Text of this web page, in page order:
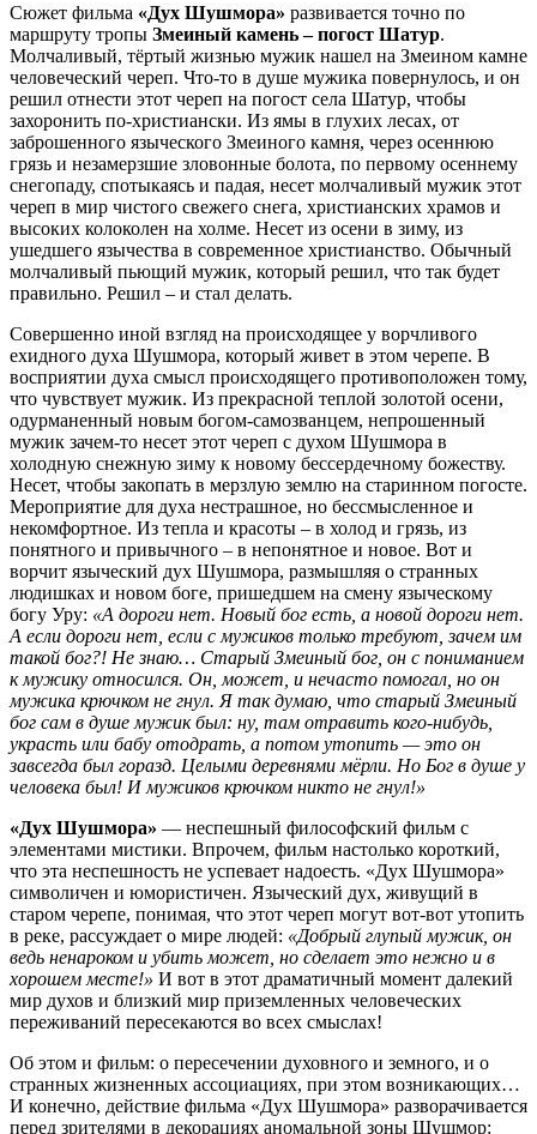
Сюжет фильма «Дух Шушмора» развивается точно по
маршруту тропы Змеиный камень – погост Шатур.
Молчаливый, тёртый жизнью мужик нашел на Змеином камне
человеческий череп. Что-то в душе мужика повернулось, и он
решил отнести этот череп на погост села Шатур, чтобы
захоронить по-христиански. Из ямы в глухих лесах, от
заброшенного языческого Змеиного камня, через осеннюю
грязь и незамерзшие зловонные болота, по первому осеннему
снегопаду, спотыкаясь и падая, несет молчаливый мужик этот
череп в мир чистого свежего снега, христианских храмов и
высоких колоколен на холме. Несет из осени в зиму, из
ушедшего язычества в современное христианство. Обычный
молчаливый пьющий мужик, который решил, что так будет
правильно. Решил – и стал делать.
Совершенно иной взгляд на происходящее у ворчливого
ехидного духа Шушмора, который живет в этом черепе. В
восприятии духа смысл происходящего противоположен тому,
что чувствует мужик. Из прекрасной теплой золотой осени,
одурманенный новым богом-самозванцем, непрошенный
мужик зачем-то несет этот череп с духом Шушмора в
холодную снежную зиму к новому бессердечному божеству.
Несет, чтобы закопать в мерзлую землю на старинном погосте.
Мероприятие для духа нестрашное, но бессмысленное и
некомфортное. Из тепла и красоты – в холод и грязь, из
понятного и привычного – в непонятное и новое. Вот и
ворчит языческий дух Шушмора, размышляя о странных
людишках и новом боге, пришедшем на смену языческому
богу Уру: «А дороги нет. Новый бог есть, а новой дороги нет.
А если дороги нет, если с мужиков только требуют, зачем им
такой бог?! Не знаю… Старый Змеиный бог, он с пониманием
к мужику относился. Он, может, и нечасто помогал, но он
мужика крючком не гнул. Я так думаю, что старый Змеиный
бог сам в душе мужик был: ну, там отравить кого-нибудь,
украсть или бабу отодрать, а потом утопить — это он
завсегда был горазд. Целыми деревнями мёрли. Но Бог в душе у
человека был! И мужиков крючком никто не гнул!»
«Дух Шушмора» — неспешный философский фильм с
элементами мистики. Впрочем, фильм настолько короткий,
что эта неспешность не успевает надоесть. «Дух Шушмора»
символичен и юмористичен. Языческий дух, живущий в
старом черепе, понимая, что этот череп могут вот-вот утопить
в реке, рассуждает о мире людей: «Добрый глупый мужик, он
ведь ненароком и убить может, но сделает это нежно и в
хорошем месте!» И вот в этот драматичный момент далекий
мир духов и близкий мир приземленных человеческих
переживаний пересекаются во всех смыслах!
Об этом и фильм: о пересечении духовного и земного, и о
странных жизненных ассоциациях, при этом возникающих…
И конечно, действие фильма «Дух Шушмора» разворачивается
перед зрителями в декорациях аномальной зоны Шушмор: